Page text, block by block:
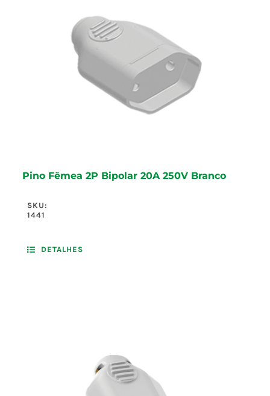
Pino Fêmea 2P Bipolar 20A 250V Branco
SKU:
1441
DETALHES